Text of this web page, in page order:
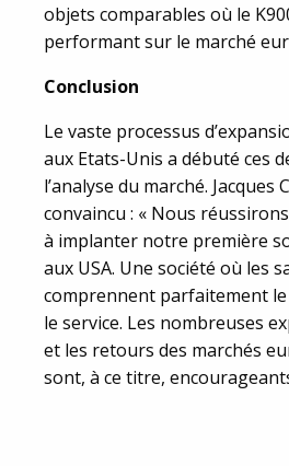
objets comparables où le
performant sur le marché
Conclusion
Le vaste processus
aux Etats-Unis a débuté ces
l’analyse du marché. Jacques
convaincu : « Nous
à implanter notre première
aux USA. Une société où les
comprennent parfaitement
le service. Les nombreuses
et les retours des marchés
sont, à ce titre,